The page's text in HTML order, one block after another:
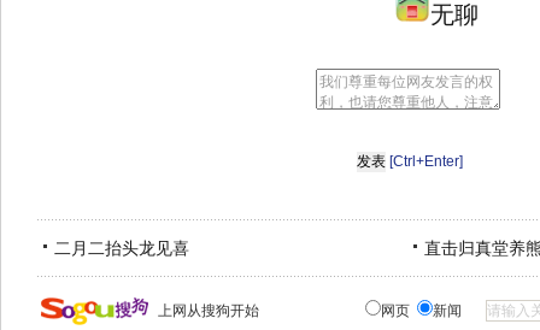
无聊
[Ctrl+Enter]
二月二抬头龙见喜 直击归真堂养
上网从搜狗开始 网页 新闻